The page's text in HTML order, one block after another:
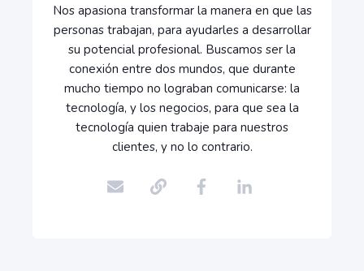
Nos apasiona transformar la manera en que las
personas trabajan, para ayudarles a desarrollar
su potencial profesional. Buscamos ser la
conexión entre dos mundos, que durante
mucho tiempo no lograban comunicarse: la
tecnología, y los negocios, para que sea la
tecnología quien trabaje para nuestros
clientes, y no lo contrario.